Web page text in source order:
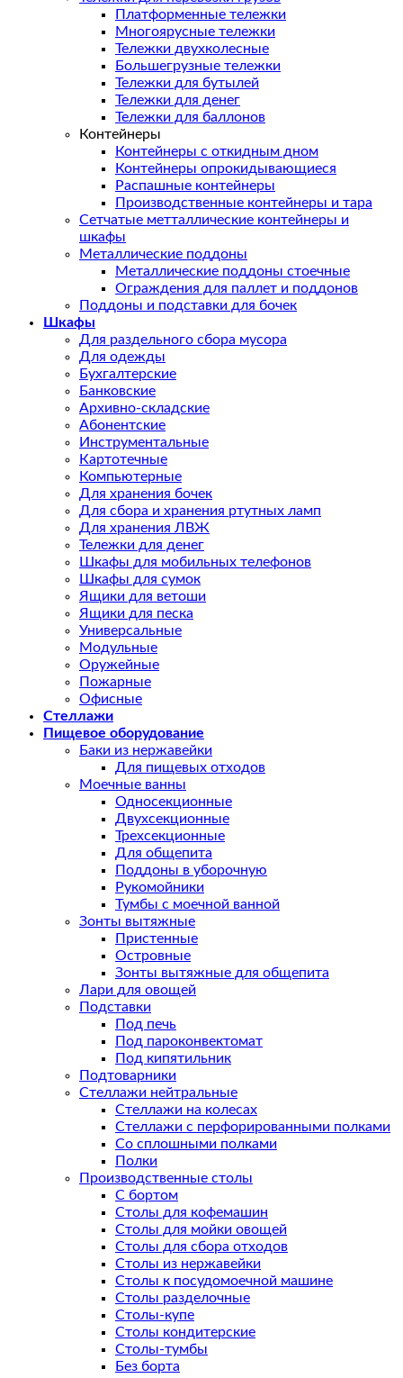
Платформенные тележки
Многоярусные тележки
Тележки двухколесные
Большегрузные тележки
Тележки для бутылей
Тележки для денег
Тележки для баллонов
Контейнеры
Контейнеры с откидным дном
Контейнеры опрокидывающиеся
Распашные контейнеры
Производственные контейнеры и тара
Сетчатые метталлические контейнеры и
шкафы
Металлические поддоны
Металлические поддоны стоечные
Ограждения для паллет и поддонов
Поддоны и подставки для бочек
Шкафы
Для раздельного сбора мусора
Для одежды
Бухгалтерские
Банковские
Архивно-складские
Абонентские
Инструментальные
Картотечные
Компьютерные
Для хранения бочек
Для сбора и хранения ртутных ламп
Для хранения ЛВЖ
Тележки для денег
Шкафы для мобильных телефонов
Шкафы для сумок
Ящики для ветоши
Ящики для песка
Универсальные
Модульные
Оружейные
Пожарные
Офисные
Стеллажи
Пищевое оборудование
Баки из нержавейки
Для пищевых отходов
Моечные ванны
Односекционные
Двухсекционные
Трехсекционные
Для общепита
Поддоны в уборочную
Рукомойники
Тумбы с моечной ванной
Зонты вытяжные
Пристенные
Островные
Зонты вытяжные для общепита
Лари для овощей
Подставки
Под печь
Под пароконвектомат
Под кипятильник
Подтоварники
Стеллажи нейтральные
Стеллажи на колесах
Стеллажи с перфорированными полками
Со сплошными полками
Полки
Производственные столы
С бортом
Столы для кофемашин
Столы для мойки овощей
Столы для сбора отходов
Столы из нержавейки
Столы к посудомоечной машине
Столы разделочные
Столы-купе
Столы кондитерские
Столы-тумбы
Без борта